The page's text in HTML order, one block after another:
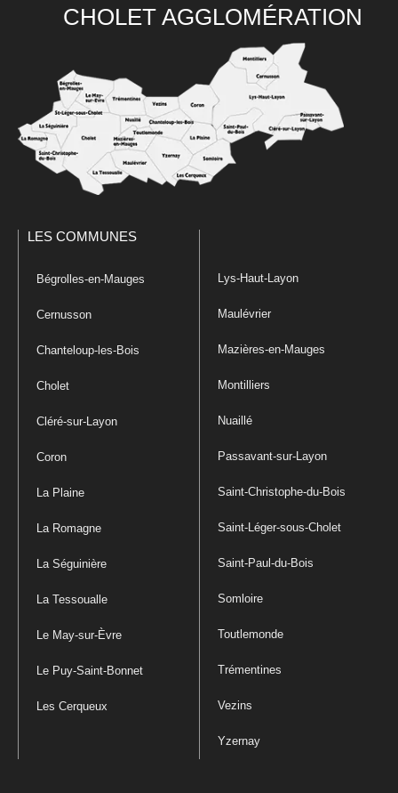
CHOLET AGGLOMÉRATION
LES COMMUNES
Bégrolles-en-Mauges
Cernusson
Chanteloup-les-Bois
Cholet
Cléré-sur-Layon
Coron
La Plaine
La Romagne
La Séguinière
La Tessoualle
Le May-sur-Èvre
Le Puy-Saint-Bonnet
Les Cerqueux
Lys-Haut-Layon
Maulévrier
Mazières-en-Mauges
Montilliers
Nuaillé
Passavant-sur-Layon
Saint-Christophe-du-Bois
Saint-Léger-sous-Cholet
Saint-Paul-du-Bois
Somloire
Toutlemonde
Trémentines
Vezins
Yzernay